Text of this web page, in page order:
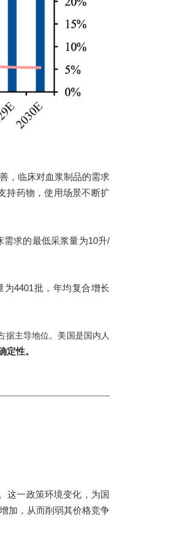
，临床对血浆制品的需求
持药物，使用场景不断扩
求的最低采浆量为10升/
4401批，年均复合增长
据主导地位。美国是国内人
性。
这一政策环境变化，为国
加，从而削弱其价格竞争